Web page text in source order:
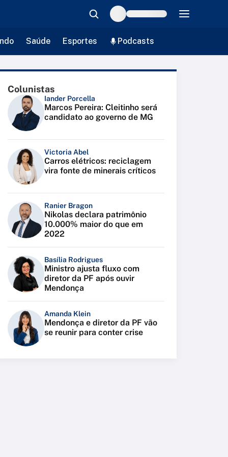
Saúde Esportes Podcasts
Colunistas
Iander Porcella
Marcos Pereira: Cleitinho será
candidato ao governo de MG
Victoria Abel
Carros elétricos: reciclagem
vira fonte de minerais críticos
Ranier Bragon
Nikolas declara patrimônio
10.000% maior do que em
2022
Basília Rodrigues
Ministro ajusta fluxo com
diretor da PF após ouvir
Mendonça
Amanda Klein
Mendonça e diretor da PF vão
se reunir para conter crise